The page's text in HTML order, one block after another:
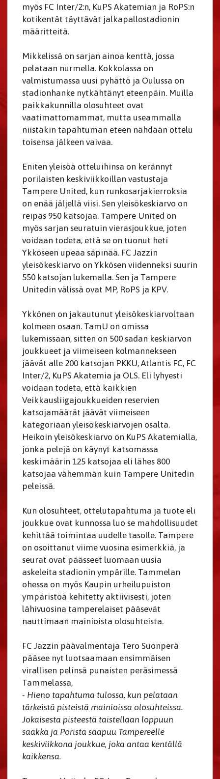
myös FC Inter/2:n, KuPS Akatemian ja RoPS:n
kotikentät täyttävät jalkapallostadionin
määritteitä.
Mikkelissä on sarjan ainoa kenttä, jossa
pelataan nurmella. Kokkolassa on
valmistumassa uusi pyhättö ja Oulussa on
stadionhanke nytkähtänyt eteenpäin. Muilla
paikkakunnilla olosuhteet ovat
vaatimattomammat, mutta useammalla
niistäkin tapahtuman eteen nähdään ottelu
toisensa jälkeen vaivaa.
Eniten yleisöä otteluihinsa on kerännyt
porilaisten keskiviikkoillan vastustaja
Tampere United, kun runkosarjakierroksia
on enää jäljellä viisi. Sen yleisökeskiarvo on
reipas 950 katsojaa. Tampere United on
myös sarjan seuratuin vierasjoukkue, joten
voidaan todeta, että se on tuonut heti
Ykköseen upeaa säpinää. FC Jazzin
yleisökeskiarvo on Ykkösen viidenneksi suurin
550 katsojan lukemalla. Sen ja Tampere
Unitedin välissä ovat MP, RoPS ja KPV.
Ykkönen on jakautunut yleisökeskiarvoltaan
kolmeen osaan. TamU on omissa
lukemissaan, sitten on 500 sadan keskiarvon
joukkueet ja viimeiseen kolmannekseen
jäävät alle 200 katsojan PKKU, Atlantis FC, FC
Inter/2, KuPS Akatemia ja OLS. Eli lyhyesti
voidaan todeta, että kaikkien
Veikkausliigajoukkueiden reservien
katsojamäärät jäävät viimeiseen
kategoriaan yleisökeskiarvojen osalta.
Heikoin yleisökeskiarvo on KuPS Akatemialla,
jonka pelejä on käynyt katsomassa
keskimäärin 125 katsojaa eli lähes 800
katsojaa vähemmän kuin Tampere Unitedin
peleissä.
Kun olosuhteet, ottelutapahtuma ja tuote eli
joukkue ovat kunnossa luo se mahdollisuudet
kehittää toimintaa uudelle tasolle. Tampere
on osoittanut viime vuosina esimerkkiä, ja
seurat ovat päässeet luomaan uusia
askeleita stadionin ympärille. Tammelan
ohessa on myös Kaupin urheilupuiston
ympäristöä kehitetty aktiivisesti, joten
lähivuosina tamperelaiset pääsevät
nauttimaan mainioista olosuhteista.
FC Jazzin päävalmentaja Tero Suonperä
pääsee nyt luotsaamaan ensimmäisen
virallisen pelinsä punaisten peräsimessä
Tammelassa,
- Hieno tapahtuma tulossa, kun pelataan
tärkeistä pisteistä mainioissa olosuhteissa.
Jokaisesta pisteestä taistellaan loppuun
saakka ja Porista saapuu Tampereelle
keskiviikkona joukkue, joka antaa kentällä
kaikkensa.